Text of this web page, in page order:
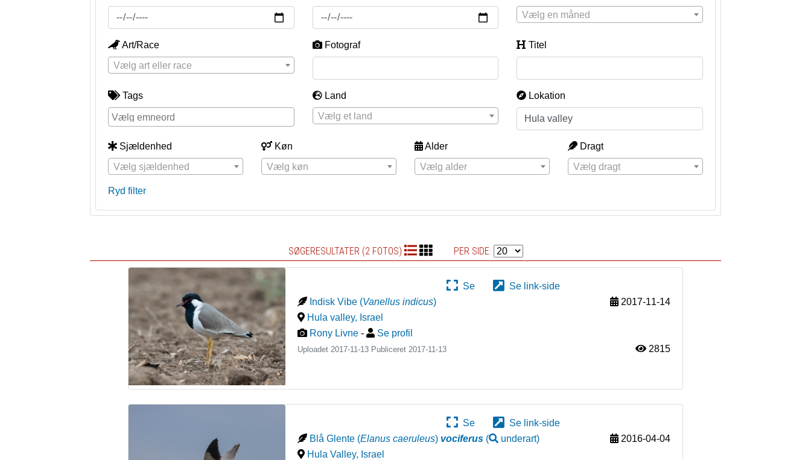
Vælg en måned
Art/Race
Vælg art eller race
Fotograf Titel
Tags
Land
Vælg et land
Lokation
Sjældenhed
Vælg sjældenhed
Køn
Vælg køn
Alder
Vælg alder
Dragt
Vælg dragt
Ryd filter
SØGERESULTATER (2 FOTOS) PER SIDE:
Se
Se link-side
Indisk Vibe (Vanellus indicus)
2017-11-14
Hula valley, Israel
Rony Livne - Se profil
Uploadet 2017-11-13 Publiceret2017-11-13 2815
Se
Se link-side
Blå Glente (Elanus caeruleus) vociferus ( underart)
2016-04-04
Hula Valley, Israel